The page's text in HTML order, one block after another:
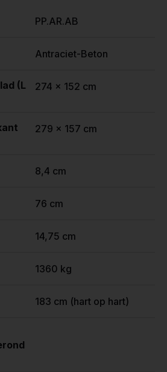
PP.AR.AB
Antraciet-Beton
(L
274 x 152 cm
279 x 157 cm
8,4 cm
76 cm
14,75 cm
1360 kg
183 cm (hart op hart)